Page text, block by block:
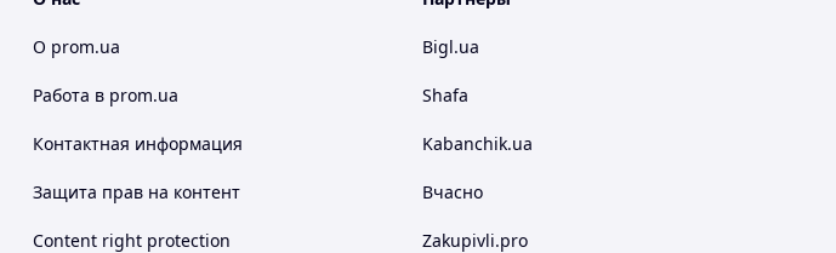
О prom.ua
Работа в prom.ua
Контактная информация
Защита прав на контент
Content right protection
Bigl.ua
Shafa
Kabanchik.ua
Вчасно
Zakupivli.pro